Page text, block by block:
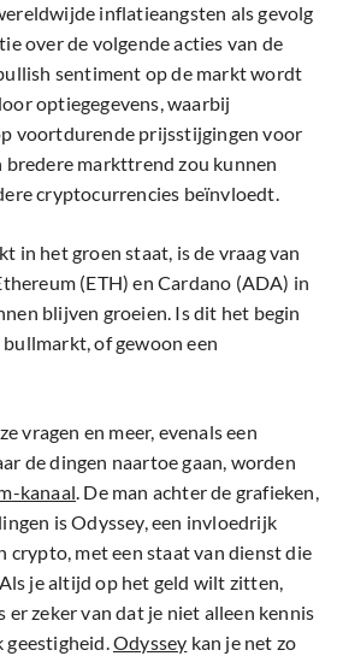
inflatieangsten als gevolg
over de volgende acties van de
sentiment op de markt wordt
optiegegevens, waarbij
voortdurende prijsstijgingen voor
bredere markttrend zou kunnen
cryptocurrencies beïnvloedt.
in het groen staat, is de vraag van
(ETH) en Cardano (ADA) in
blijven groeien. Is dit het begin
of gewoon een
vragen en meer, evenals een
de dingen naartoe gaan, worden
kanaal. De man achter de grafieken,
is Odyssey, een invloedrijk
crypto, met een staat van dienst die
je altijd op het geld wilt zitten,
er zeker van dat je niet alleen kennis
geestigheid.Odyssey kan je net zo